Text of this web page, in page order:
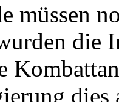
müssen
die